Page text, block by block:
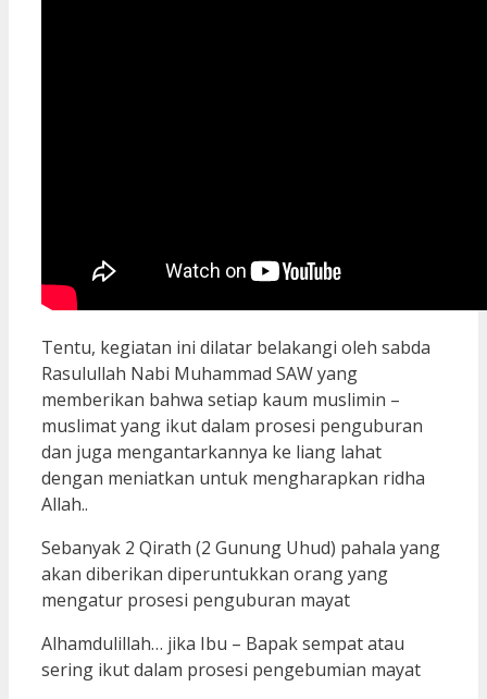
Tentu, kegiatan ini dilatar belakangi oleh sabda
Rasulullah Nabi Muhammad SAW yang
memberikan bahwa setiap kaum muslimin –
muslimat yang ikut dalam prosesi penguburan
dan juga mengantarkannya ke liang lahat
dengan meniatkan untuk mengharapkan ridha
Allah..
Sebanyak 2 Qirath (2 Gunung Uhud) pahala yang
akan diberikan diperuntukkan orang yang
mengatur prosesi penguburan mayat
Alhamdulillah… jika Ibu – Bapak sempat atau
sering ikut dalam prosesi pengebumian mayat